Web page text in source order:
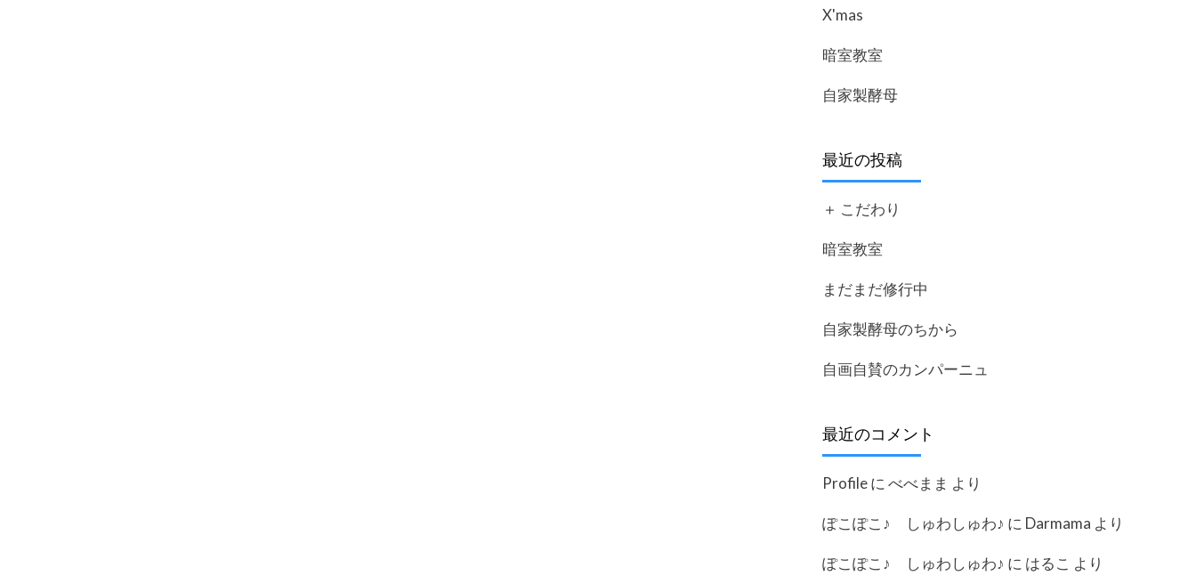
X'mas
暗室教室
自家製酵母
最近の投稿
＋ こだわり
暗室教室
まだまだ修行中
自家製酵母のちから
自画自賛のカンパーニュ
最近のコメント
Profileに べべまま より
ぽこぽこ♪ しゅわしゅわ♪ に Darmama より
ぽこぽこ♪ しゅわしゅわ♪ に はるこ より